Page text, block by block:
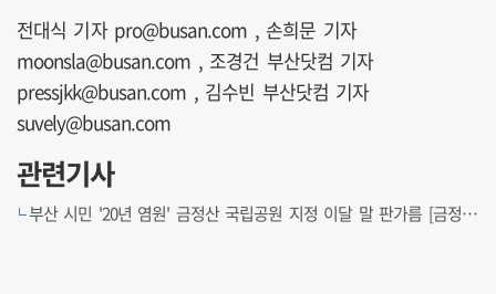
전대식 기자 pro@busan.com , 손희문 기자
moonsla@busan.com , 조경건 부산닷컴 기자
pressjkk@busan.com , 김수빈 부산닷컴 기자
suvely@busan.com
관련기사
부산 시민 '20년 염원' 금정산 국립공원 지정 이달 말 판가름 [금정산 완등 인증 챌린지]